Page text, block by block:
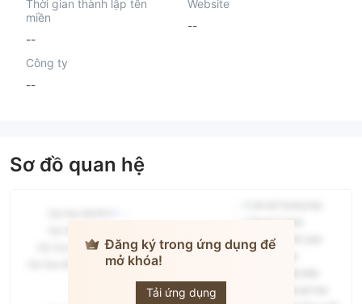
Thời gian thành lập tên
miền
--
Website
--
Công ty
--
Sơ đồ quan hệ
Đăng ký trong ứng dụng để
mở khóa!
Tải ứng dụng